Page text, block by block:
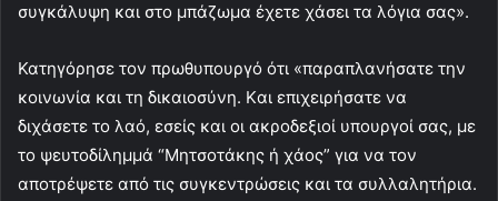
συγκάλυψη και στο μπάζωμα έχετε χάσει τα λόγια σας».
Κατηγόρησε τον πρωθυπουργό ότι «παραπλανήσατε την
κοινωνία και τη δικαιοσύνη. Kαι επιχειρήσατε να
διχάσετε το λαό, εσείς και οι ακροδεξιοί υπουργοί σας, με
το ψευτοδίλημμά “Μητσοτάκης ή χάος” για να τον
αποτρέψετε από τις συγκεντρώσεις και τα συλλαλητήρια.